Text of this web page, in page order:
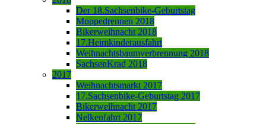
Der 18.Sachsenbike-Geburtstag
Moppedrennen 2018
Bikerweihnacht 2018
17.Heimkinderausfahrt
Weihnachtsbaumverbrennung 2018
SachsenKrad 2018
2017
Weihnachtsmarkt 2017
17.Sachsenbike-Geburtstag 2017
Bikerweihnacht 2017
Nelkenfahrt 2017